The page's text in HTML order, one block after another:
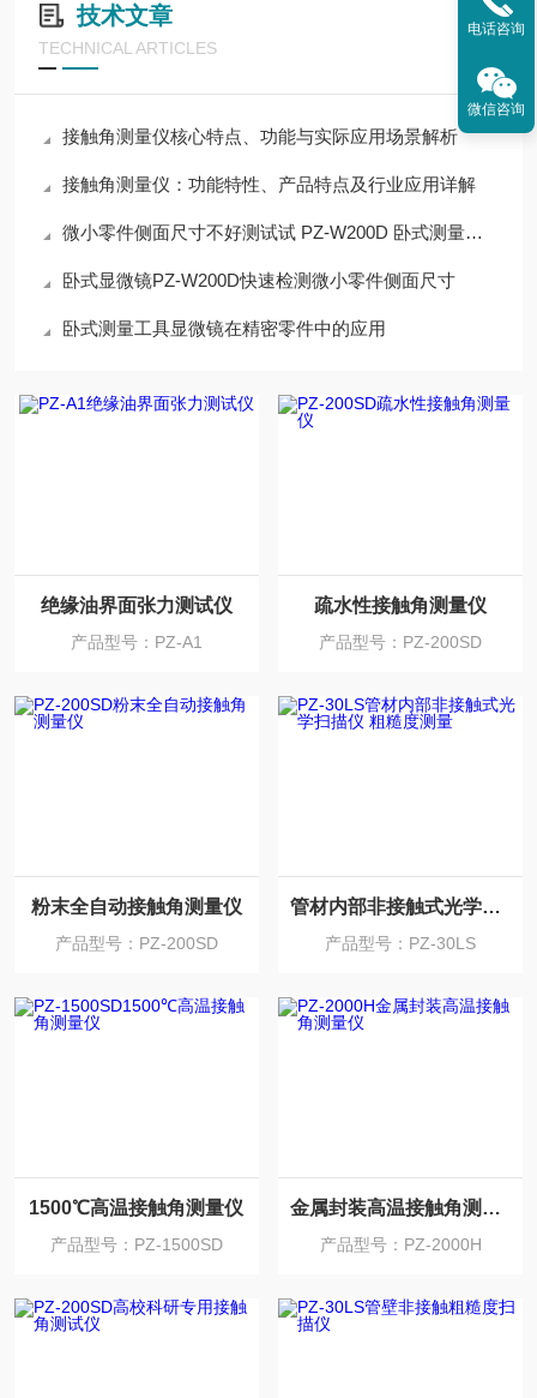
技术文章
TECHNICAL ARTICLES
接触角测量仪核心特点、功能与实际应用场景解析
接触角测量仪：功能特性、产品特点及行业应用详解
微小零件侧面尺寸不好测试试 PZ‑W200D 卧式测量显微镜
卧式显微镜PZ-W200D快速检测微小零件侧面尺寸
卧式测量工具显微镜在精密零件中的应用
绝缘油界面张力测试仪
产品型号：PZ-A1
疏水性接触角测量仪
产品型号：PZ-200SD
粉末全自动接触角测量仪
产品型号：PZ-200SD
管材内部非接触式光学扫描仪 粗糙度测量
产品型号：PZ-30LS
1500℃高温接触角测量仪
产品型号：PZ-1500SD
金属封装高温接触角测量仪
产品型号：PZ-2000H
电话咨询
微信咨询